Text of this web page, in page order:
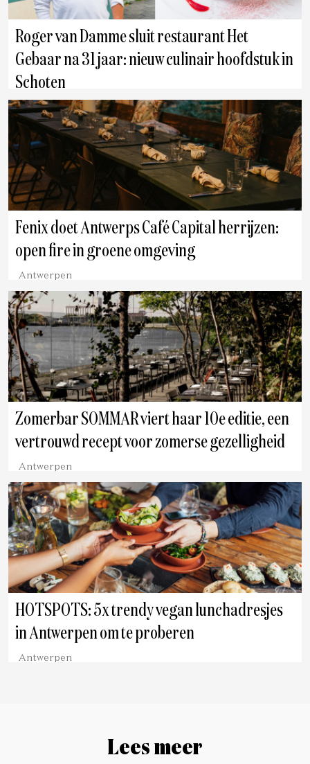
Roger van Damme sluit restaurant Het
Gebaar na 31 jaar: nieuw culinair hoofdstuk in
Schoten
Antwerpen
Fenix doet Antwerps Café Capital herrijzen:
open fire in groene omgeving
Antwerpen
Zomerbar SOMMAR viert haar 10e editie, een
vertrouwd recept voor zomerse gezelligheid
Antwerpen
HOTSPOTS: 5x trendy vegan lunchadresjes
in Antwerpen om te proberen
Antwerpen
Lees meer